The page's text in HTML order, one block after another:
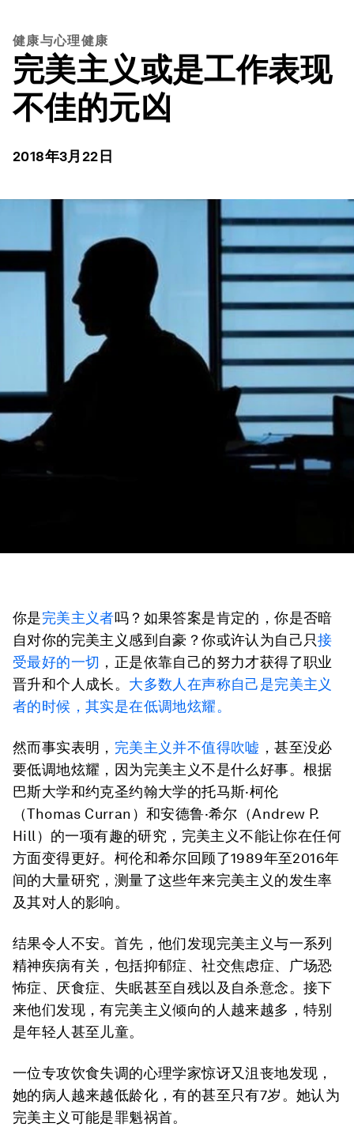
健康与心理健康
完美主义或是工作表现
不佳的元凶
2018年3月22日
你是完美主义者吗？如果答案是肯定的，你是否暗
自对你的完美主义感到自豪？你或许认为自己只接
受最好的一切 ，正是依靠自己的努力才获得了职业
晋升和个人成长。 大多数人在声称自己是完美主义
者的时候，其实是在低调地炫耀。
然而事实表明， 完美主义并不值得吹嘘 ，甚至没必
要低调地炫耀，因为完美主义不是什么好事。根据
巴斯大学和约克圣约翰大学的托马斯·柯伦
（Thomas Curran）和安德鲁·希尔（Andrew P.
Hill）的一项有趣的研究，完美主义不能让你在任何
方面变得更好。柯伦和希尔回顾了1989年至2016年
间的大量研究，测量了这些年来完美主义的发生率
及其对人的影响。
结果令人不安。首先，他们发现完美主义与一系列
精神疾病有关，包括抑郁症、社交焦虑症、广场恐
怖症、厌食症、失眠甚至自残以及自杀意念。接下
来他们发现，有完美主义倾向的人越来越多，特别
是年轻人甚至儿童。
一位专攻饮食失调的心理学家惊讶又沮丧地发现，
她的病人越来越低龄化，有的甚至只有7岁。她认为
完美主义可能是罪魁祸首。